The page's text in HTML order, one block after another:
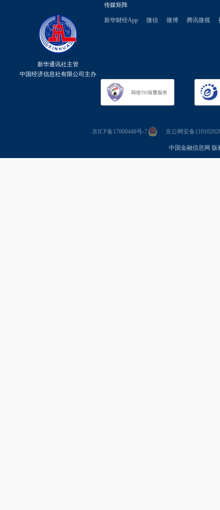
新华通讯社主管
中国经济信息社有限公司主办
传媒矩阵
新华财经App 微信 微博 腾讯微视
京ICP备17000448号-7 京公网安备
中国金融信息网 版